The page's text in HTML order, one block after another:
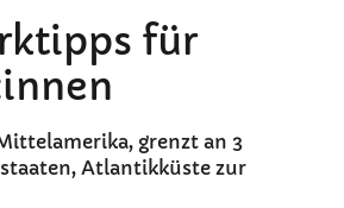
für
grenzt an 3
Atlantikküste zur